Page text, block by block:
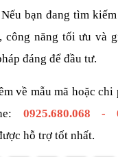
bạn đang tìm
công năng tối ưu và
đáng để đầu tư.
về mẫu mã hoặc
0925.680.068 -
hỗ trợ tốt nhất.